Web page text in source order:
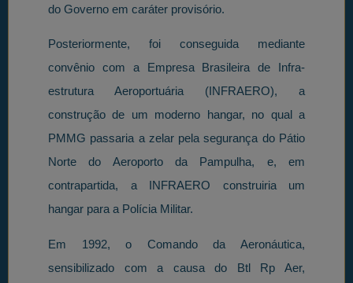
do Governo em caráter provisório.
Posteriormente, foi conseguida mediante
convênio com a Empresa Brasileira de Infra-
estrutura Aeroportuária (INFRAERO), a
construção de um moderno hangar, no qual a
PMMG passaria a zelar pela segurança do Pátio
Norte do Aeroporto da Pampulha, e, em
contrapartida, a INFRAERO construiria um
hangar para a Polícia Militar.
Em 1992, o Comando da Aeronáutica,
sensibilizado com a causa do Btl Rp Aer,